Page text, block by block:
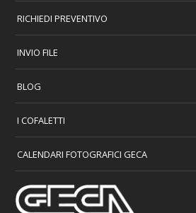
RICHIEDI PREVENTIVO
INVIO FILE
BLOG
I COFALETTI
CALENDARI FOTOGRAFICI GECA